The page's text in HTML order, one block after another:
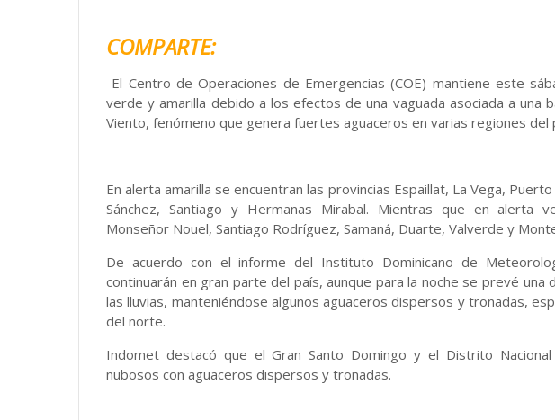
COMPARTE:
El Centro de Operaciones de Emergencias (COE) mantiene este
verde y amarilla debido a los efectos de una vaguada asociada a una
Viento, fenómeno que genera fuertes aguaceros en varias regiones del
En alerta amarilla se encuentran las provincias Espaillat, La Vega,
Sánchez, Santiago y Hermanas Mirabal. Mientras que en alerta
Monseñor Nouel, Santiago Rodríguez, Samaná, Duarte, Valverde y
De acuerdo con el informe del Instituto Dominicano de
continuarán en gran parte del país, aunque para la noche se prevé una
las lluvias, manteniéndose algunos aguaceros dispersos y tronadas,
del norte.
Indomet destacó que el Gran Santo Domingo y el Distrito Nacional
nubosos con aguaceros dispersos y tronadas.